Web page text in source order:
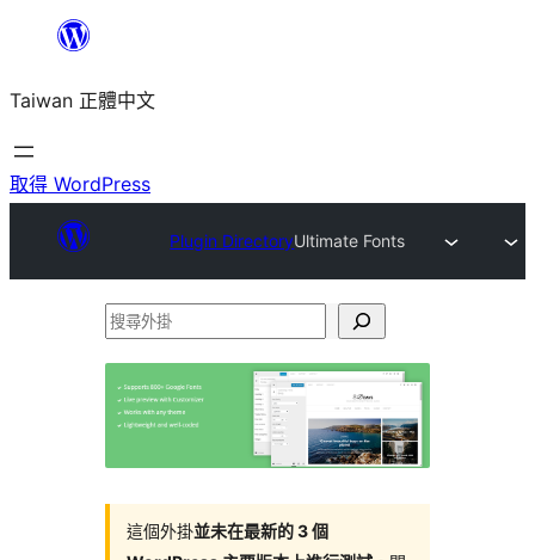
主
要
內
Taiwan 正體中文
取得 WordPress
Plugin DirectoryUltimate Fonts
搜
外
掛
這個外掛並未在最新的 3 個